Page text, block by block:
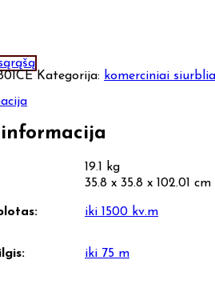
Kategorija: komerciniai
19.1 kg
35.8 x 35.8 x 102.01 cm
iki 1500 kv.m
iki 75 m